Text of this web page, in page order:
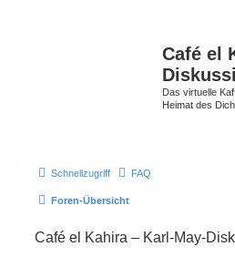
Café el
Das virtuelle
Heimat des
Schnellzugriff FAQ
Foren-Übersicht
Café el Kahira – Karl-May-